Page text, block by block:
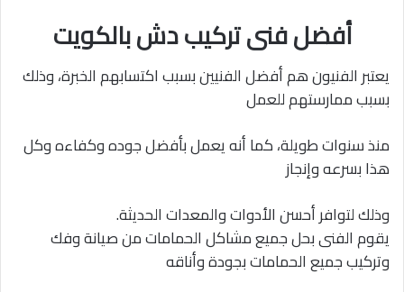
أفضل فنى تركيب دش بالكويت
يعتبر الفنيون هم أفضل الفنيين بسبب اكتسابهم الخبرة، وذلك
بسبب ممارستهم للعمل
منذ سنوات طويلة، كما أنه يعمل بأفضل جوده وكفاءه وكل
هذا بسرعه وإنجاز
وذلك لتوافر أحسن الأدوات والمعدات الحديثة.
يقوم الفنى بحل جميع مشاكل الحمامات من صيانة وفك
وتركيب جميع الحمامات بجودة وأناقه